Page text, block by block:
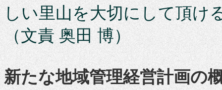
しい里山を大切にして頂
（文責 奥田 博）
新たな地域管理経営計画の